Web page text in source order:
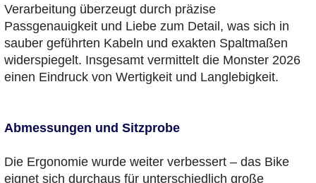
Verarbeitung überzeugt durch präzise
Passgenauigkeit und Liebe zum Detail, was sich in
sauber geführten Kabeln und exakten Spaltmaßen
widerspiegelt. Insgesamt vermittelt die Monster 2026
einen Eindruck von Wertigkeit und Langlebigkeit.
Abmessungen und Sitzprobe
Die Ergonomie wurde weiter verbessert – das Bike
eignet sich durchaus für unterschiedlich große